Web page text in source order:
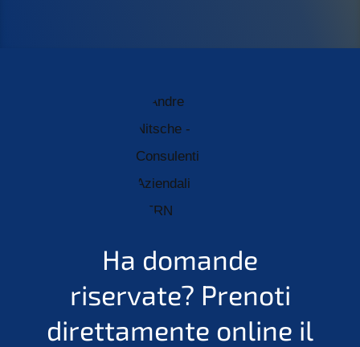
Ha domande
riservate? Prenoti
direttamente online il